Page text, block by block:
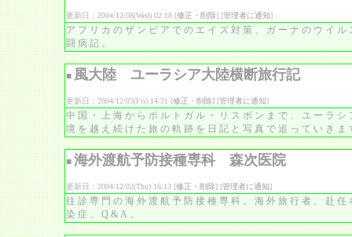
更新日：2004/12/08(Wed) 02:18 [修正・削除] [管理者に通知]
アフリカのザンビアでのエイズ対策、ガーナのウイ
闘病記。
■ 風大陸 ユーラシア大陸横断旅行記
更新日：2004/12/03(Fri) 14:31 [修正・削除] [管理者に通知]
中国・上海からポルトガル・リスボンまで、ユーラ
境を越え続けた旅の軌跡を日記と写真で追っていきま
■ 海外渡航予防接種専科 森次医院
更新日：2004/12/02(Thu) 16:13 [修正・削除] [管理者に通知]
往診専門の海外渡航予防接種専科。海外旅行者、赴
染症、Q&A。